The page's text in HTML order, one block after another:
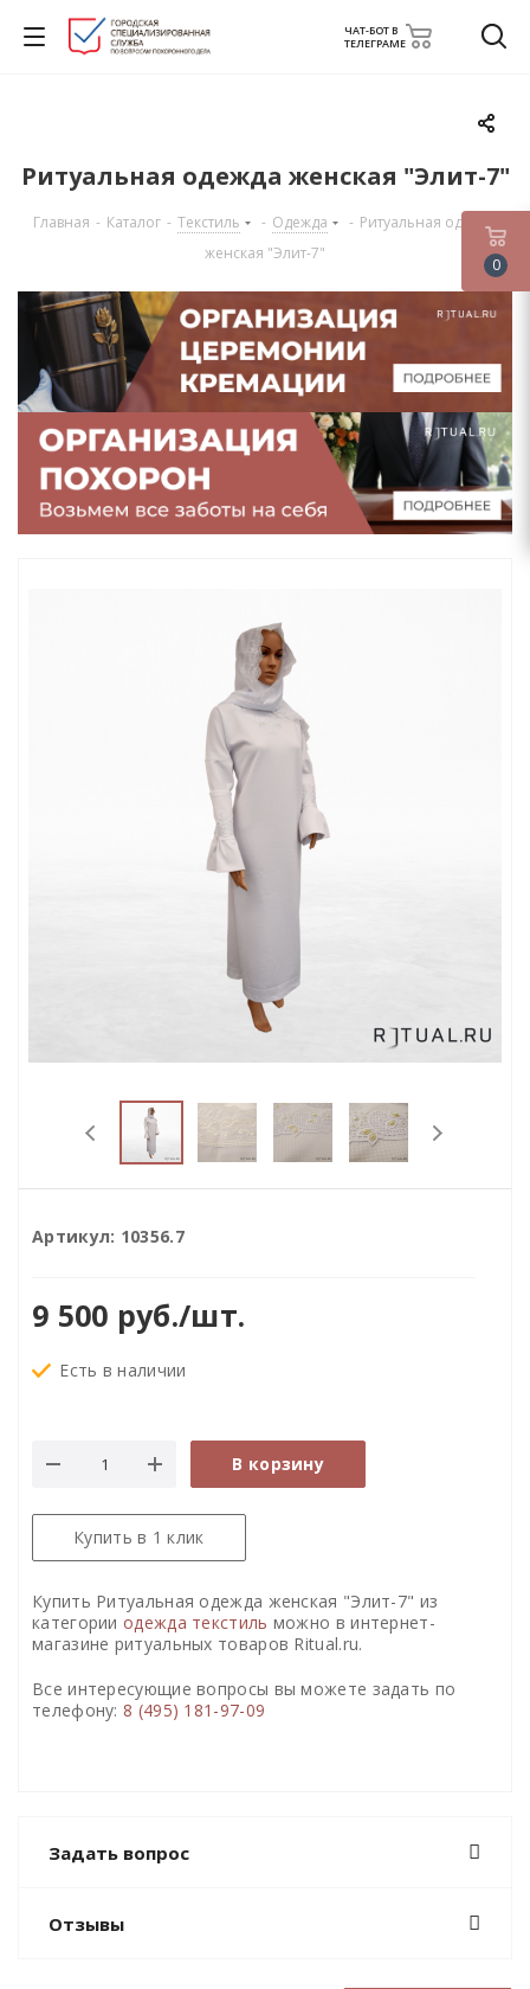
ЧАТ-БОТ В
ТЕЛЕГРАМЕ
Ритуальная одежда женская "Элит-7"
Главная - Каталог - Текстиль - Одежда - Ритуальная одежда
женская "Элит-7"
Артикул: 10356.7
9 500 руб./шт.
Есть в наличии
В корзину
Купить в 1 клик
Купить Ритуальная одежда женская "Элит-7" из
категорииодежда текстиль можно в интернет-
магазине ритуальных товаров Ritual.ru.
Все интересующие вопросы вы можете задать по
телефону: 8 (495) 181-97-09
Задать вопрос
Отзывы
0